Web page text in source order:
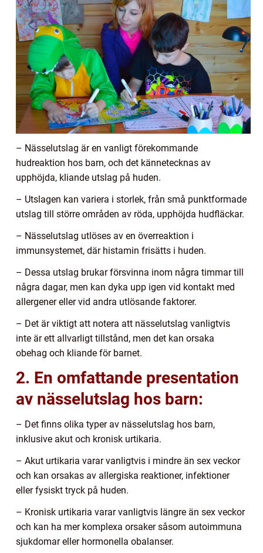
– Nässelutslag är en vanligt förekommande
hudreaktion hos barn, och det kännetecknas av
upphöjda, kliande utslag på huden.
– Utslagen kan variera i storlek, från små punktformade
utslag till större områden av röda, upphöjda hudfläckar.
– Nässelutslag utlöses av en överreaktion i
immunsystemet, där histamin frisätts i huden.
– Dessa utslag brukar försvinna inom några timmar till
några dagar, men kan dyka upp igen vid kontakt med
allergener eller vid andra utlösande faktorer.
– Det är viktigt att notera att nässelutslag vanligtvis
inte är ett allvarligt tillstånd, men det kan orsaka
obehag och kliande för barnet.
2. En omfattande presentation
av nässelutslag hos barn:
– Det finns olika typer av nässelutslag hos barn,
inklusive akut och kronisk urtikaria.
– Akut urtikaria varar vanligtvis i mindre än sex veckor
och kan orsakas av allergiska reaktioner, infektioner
eller fysiskt tryck på huden.
– Kronisk urtikaria varar vanligtvis längre än sex veckor
och kan ha mer komplexa orsaker såsom autoimmuna
sjukdomar eller hormonella obalanser.